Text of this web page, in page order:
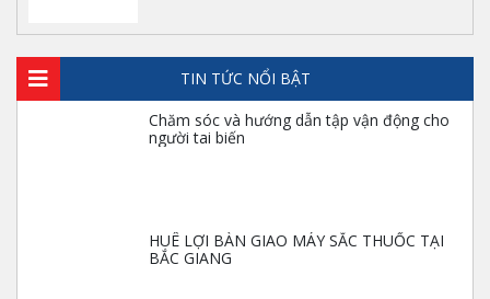
TIN TỨC NỔI BẬT
Chăm sóc và hướng dẫn tập vận động cho
người tai biến
HUÊ LỢI BÀN GIAO MÁY SẮC THUỐC TẠI
BẮC GIANG